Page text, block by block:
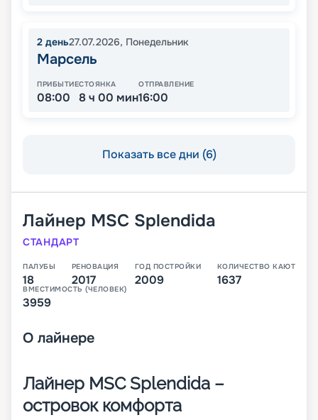
2 день27.07.2026, Понедельник
Марсель
ПРИБЫТИЕ
08:00
СТОЯНКА
8 ч 00 мин
ОТПРАВЛЕНИЕ
16:00
Показать все дни (6)
Лайнер MSC Splendida
СТАНДАРТ
ПАЛУБЫ
18
РЕНОВАЦИЯ
2017
ГОД ПОСТРОЙКИ
2009
КОЛИЧЕСТВО КАЮТ
1637
ВМЕСТИМОСТЬ (ЧЕЛОВЕК)
3959
О лайнере
Лайнер MSC Splendida –
островок комфорта